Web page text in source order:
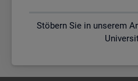
Stöbern Sie in unserem